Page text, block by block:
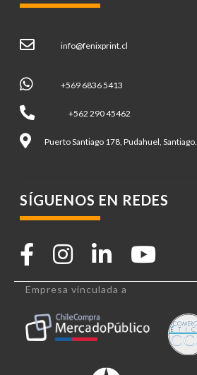
info@fenixprint.cl
+569 6836 5413
+562 290 45462
Puerto Santiago 178, Pudahuel, Santiago.
SÍGUENOS EN REDES
Empresa vinculada a